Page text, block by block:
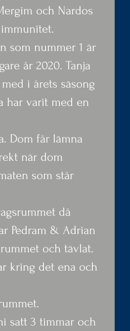
och Nardos
som nummer 1 är
år 2020. Tanja
i årets säsong
har varit med en
Dom får lämna
när dom
som står
då
Pedram & Adrian
och tävlat.
kring det ena och
satt 3 timmar och